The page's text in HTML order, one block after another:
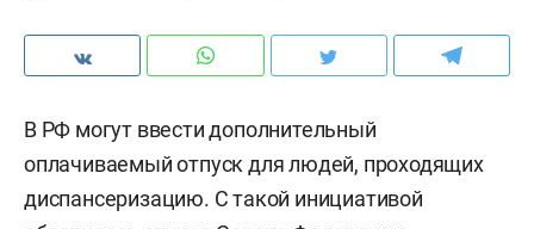
В РФ могут ввести дополнительный
оплачиваемый отпуск для людей, проходящих
диспансеризацию. С такой инициативой